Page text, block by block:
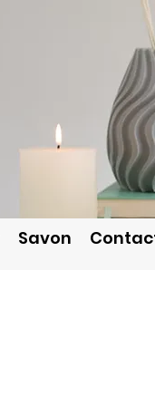
Savon